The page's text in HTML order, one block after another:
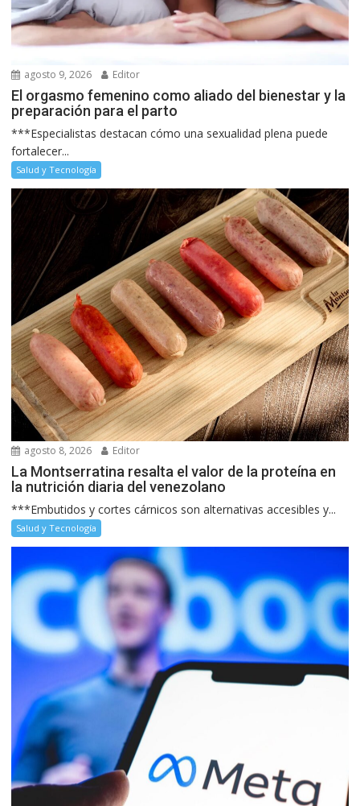
agosto 9, 2026 Editor
El orgasmo femenino como aliado del bienestar y la
preparación para el parto
***Especialistas destacan cómo una sexualidad plena puede
fortalecer...
Salud y Tecnología
agosto 8, 2026 Editor
La Montserratina resalta el valor de la proteína en
la nutrición diaria del venezolano
***Embutidos y cortes cárnicos son alternativas accesibles y...
Salud y Tecnología